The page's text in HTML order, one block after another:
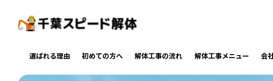
選ばれる理由 初めての方へ 解体工事の流れ 解体工事メニュー 会